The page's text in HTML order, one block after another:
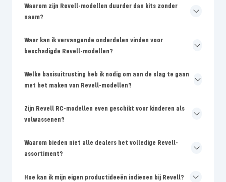
Waarom zijn Revell-modellen duurder dan kits zonder
naam?
Waar kan ik vervangende onderdelen vinden voor
beschadigde Revell-modellen?
Welke basisuitrusting heb ik nodig om aan de slag te gaan
met het maken van Revell-modellen?
Zijn Revell RC-modellen even geschikt voor kinderen als
volwassenen?
Waarom bieden niet alle dealers het volledige Revell-
assortiment?
Hoe kan ik mijn eigen productideeën indienen bij Revell?